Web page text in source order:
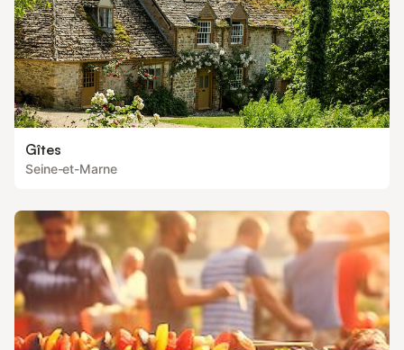
Gîtes
Seine-et-Marne